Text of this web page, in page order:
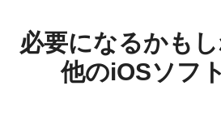
必要になるかも
他のiOSソフ